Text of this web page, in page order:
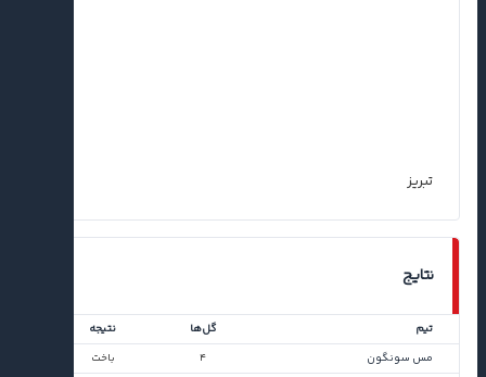
تبریز
نتایج
تیم گل‌ها
نتیجه
مس سونگون
۴
باخت